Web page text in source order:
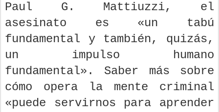
Paul G. Mattiuzzi, el
asesinato es «un tabú
fundamental y también, quizás,
un impulso humano
fundamental». Saber más sobre
cómo opera la mente criminal
«puede servirnos para aprender